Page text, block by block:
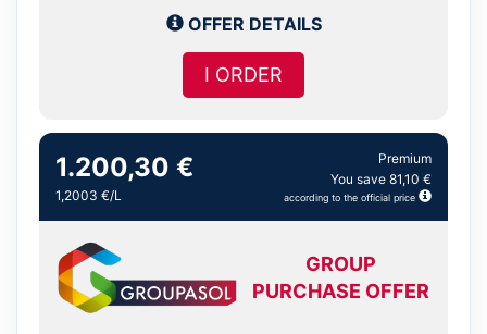
OFFER DETAILS
I ORDER
1.200,30 €
1,2003 €/L
Premium
You save 81,10 €
according to the official price
GROUP
PURCHASE OFFER